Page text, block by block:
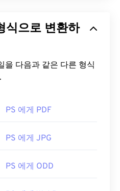
식으로 변환하
PS 에게 PDF
PS 에게 JPG
PS 에게 ODD